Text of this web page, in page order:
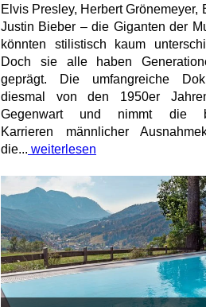
Elvis Presley, Herbert Grönemeyer,
Justin Bieber – die Giganten der
könnten stilistisch kaum
Doch sie alle haben
geprägt. Die umfangreiche
diesmal von den 1950er
Gegenwart und nimmt die
Karrieren männlicher
die... weiterlesen